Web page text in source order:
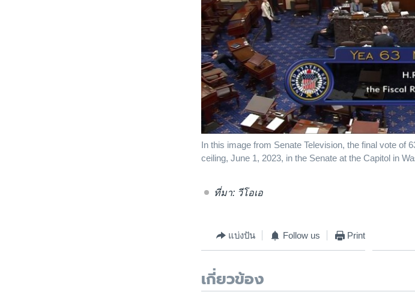
In this image from Senate Television, the final vote of
ceiling, June 1, 2023, in the Senate at the Capitol in
ที่มา: วีโอเอ
แบ่งปัน Follow us Print
เกี่ยวข้อง